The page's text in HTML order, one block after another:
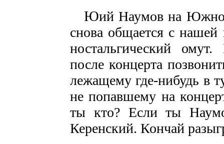
Юий Наумов на
снова общается с нашей
ностальгический
после концерта
лежащему где-нибудь в
не попавшему на
ты кто? Если ты
Керенский. Кончай